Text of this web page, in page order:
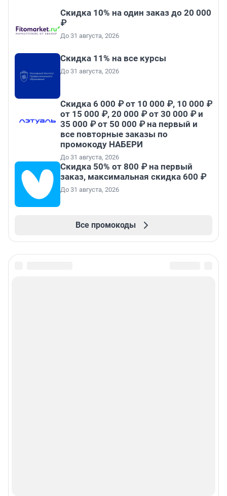
Скидка 10% на один заказ до 20 000
₽
До 31 августа, 2026
Скидка 11% на все курсы
До 31 августа, 2026
Скидка 6 000 ₽ от 10 000 ₽, 10 000 ₽
от 15 000 ₽, 20 000 ₽ от 30 000 ₽ и
35 000 ₽ от 50 000 ₽ на первый и
все повторные заказы по
промокоду НАБЕРИ
До 31 августа, 2026
Скидка 50% от 800 ₽ на первый
заказ, максимальная скидка 600 ₽
До 31 августа, 2026
Все промокоды